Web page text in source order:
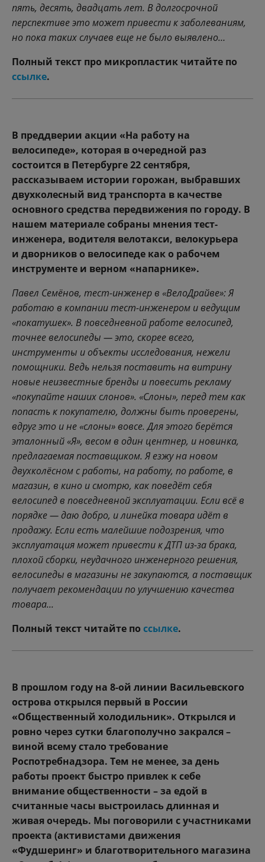
пять, десять, двадцать лет. В долгосрочной
перспективе это может привести к заболеваниям,
но пока таких случаев еще не было выявлено…
Полный текст про микропластик читайте по
ссылке.
В преддверии акции «На работу на
велосипеде», которая в очередной раз
состоится в Петербурге 22 сентября,
рассказываем истории горожан, выбравших
двухколесный вид транспорта в качестве
основного средства передвижения по городу. В
нашем материале собраны мнения тест-
инженера, водителя велотакси, велокурьера
и дворниково велосипеде как о рабочем
инструменте и верном «напарнике».
Павел Семёнов, тест-инженер в «ВелоДрайве»: Я
работаю в компании тест-инженером и ведущим
«покатушек». В повседневной работе велосипед,
точнее велосипеды — это, скорее всего,
инструменты и объекты исследования, нежели
помощники. Ведь нельзя поставить на витрину
новые неизвестные бренды и повесить рекламу
«покупайте наших слонов». «Слоны», перед тем как
попасть к покупателю, должны быть проверены,
вдруг это и не «слоны» вовсе. Для этого берётся
эталонный «Я», весом в один центнер, и новинка,
предлагаемая поставщиком. Я езжу на новом
двухколёсном с работы, на работу, по работе, в
магазин, в кино и смотрю, как поведёт себя
велосипед в повседневной эксплуатации. Если всё в
порядке — даю добро, и линейка товара идёт в
продажу. Если есть малейшие подозрения, что
эксплуатация может привести к ДТП из-за брака,
плохой сборки, неудачного инженерного решения,
велосипеды в магазины не закупаются, а поставщик
получает рекомендации по улучшению качества
товара...
Полный текст читайте по ссылке.
В прошлом году на 8-ой линии Васильевского
острова открылся первый в России
«Общественный холодильник». Открылся и
ровно через сутки благополучно закрался –
виной всему стало требование
Роспотребнадзора. Тем не менее, за день
работы проект быстро привлек к себе
внимание общественности – за едой в
считанные часы выстроилась длинная и
живая очередь. Мы поговорили с участниками
проекта (активистами движения
«Фудшеринг» и благотворительного магазина